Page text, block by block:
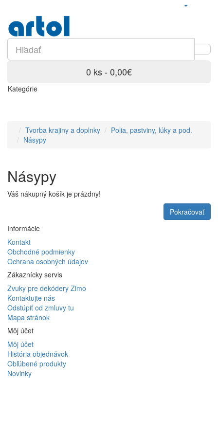
0 ks - 0,00€
Kategórie
Tvorba krajiny a doplnky
Polia, pastviny, lúky a pod.
Násypy
Násypy
Váš nákupný košík je prázdny!
Pokračovať
Informácie
Kontakt
Obchodné podmienky
Ochrana osobných údajov
Zákaznícky servis
Zvuky pre dekódery Zimo
Kontaktujte nás
Odstúpiť od zmluvy tu
Mapa stránok
Môj účet
Môj účet
História objednávok
Obľúbené produkty
Novinky